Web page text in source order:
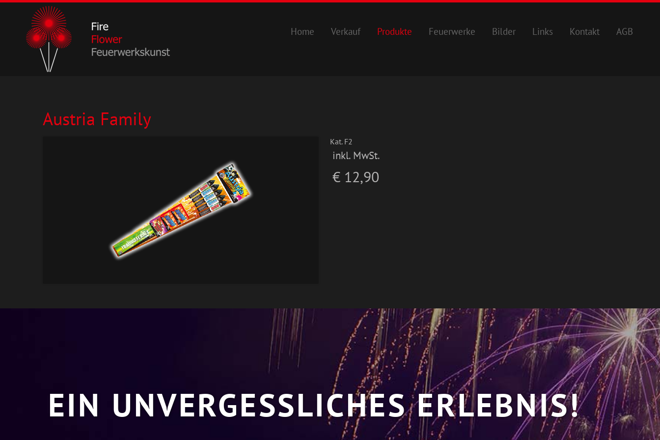
Home Verkauf Produkte Feuerwerke Bilder Links Kontakt AGB
Austria Family
Kat. F2
inkl. MwSt.
€ 12,90
EIN UNVERGESSLICHES ERLEBNIS!